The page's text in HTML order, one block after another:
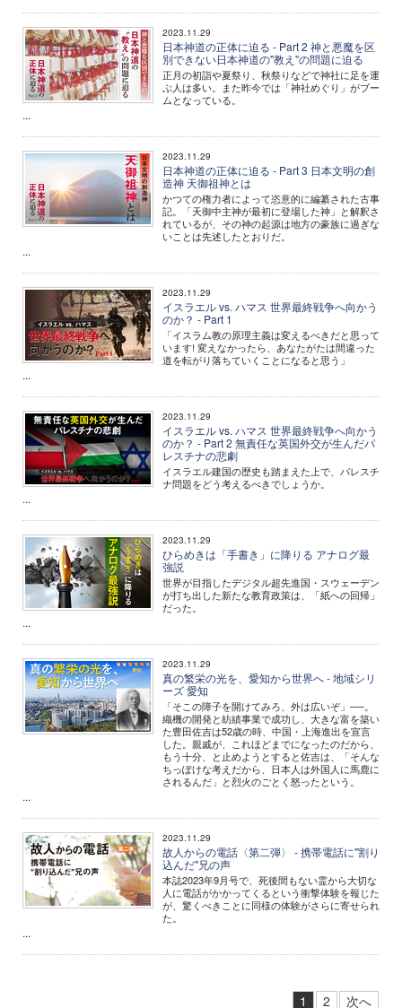
2023.11.29
日本神道の正体に迫る - Part 2 神と悪魔を区
別できない日本神道の"教え"の問題に迫る
正月の初詣や夏祭り、秋祭りなどで神社に足を運
ぶ人は多い。また昨今では「神社めぐり」がブー
ムとなっている。
...
2023.11.29
日本神道の正体に迫る - Part 3 日本文明の創
造神 天御祖神とは
かつての権力者によって恣意的に編纂された古事
記。「天御中主神が最初に登場した神」と解釈さ
れているが、その神の起源は地方の豪族に過ぎな
いことは先述したとおりだ。
...
2023.11.29
イスラエル vs. ハマス 世界最終戦争へ向かう
のか？ - Part 1
「イスラム教の原理主義は変えるべきだと思って
います! 変えなかったら、あなたがたは間違った
道を転がり落ちていくことになると思う」
...
2023.11.29
イスラエル vs. ハマス 世界最終戦争へ向かう
のか？ - Part 2 無責任な英国外交が生んだパ
レスチナの悲劇
イスラエル建国の歴史も踏まえた上で、パレスチ
ナ問題をどう考えるべきでしょうか。
...
2023.11.29
ひらめきは「手書き」に降りる アナログ最
強説
世界が目指したデジタル超先進国・スウェーデン
が打ち出した新たな教育政策は、「紙への回帰」
だった。
...
2023.11.29
真の繁栄の光を、愛知から世界へ - 地域シリ
ーズ 愛知
「そこの障子を開けてみろ、外は広いぞ」──。
織機の開発と紡績事業で成功し、大きな富を築い
た豊田佐吉は52歳の時、中国・上海進出を宣言
した。親戚が、これほどまでになったのだから、
もう十分、と止めようとすると佐吉は、「そんな
ちっぽけな考えだから、日本人は外国人に馬鹿に
されるんだ」と烈火のごとく怒ったという。
...
2023.11.29
故人からの電話〈第二弾〉 - 携帯電話に"割り
込んだ"兄の声
本誌2023年9月号で、死後間もない霊から大切な
人に電話がかかってくるという衝撃体験を報じた
が、驚くべきことに同様の体験がさらに寄せられ
た。
...
1 2 次へ